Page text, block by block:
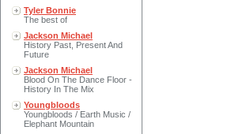
Tyler Bonnie
The best of
Jackson Michael
History Past, Present And
Future
Jackson Michael
Blood On The Dance Floor -
History In The Mix
Youngbloods
Youngbloods / Earth Music /
Elephant Mountain